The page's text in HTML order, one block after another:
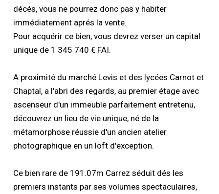
décés, vous ne pourrez donc pas y habiter
immédiatement aprés la vente.
Pour acquérir ce bien, vous devrez verser un capital
unique de 1 345 740 € FAI.
A proximité du marché Levis et des lycées Carnot et
Chaptal, a l'abri des regards, au premier étage avec
ascenseur d'un immeuble parfaitement entretenu,
découvrez un lieu de vie unique, né de la
métamorphose réussie d'un ancien atelier
photographique en un loft d'exception.
Ce bien rare de 191.07m Carrez séduit dés les
premiers instants par ses volumes spectaculaires,